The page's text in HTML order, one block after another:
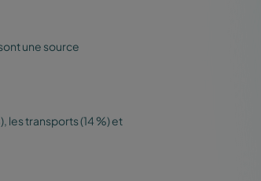
une source
les transports (14 %) et